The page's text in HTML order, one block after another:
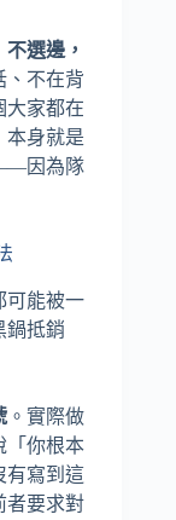
不選邊，
、不在背
大家都在
本身就是
因為隊
可能被一
鍋抵銷
。實際做
「你根本
有寫到這
者要求對